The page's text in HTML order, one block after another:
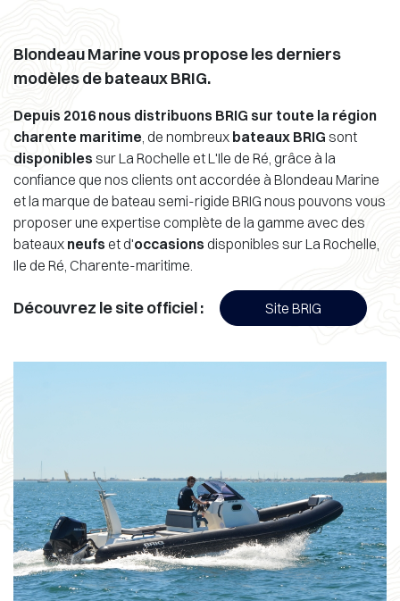
Blondeau Marine vous propose les derniers
modèles de bateaux BRIG.
Depuis 2016 nous distribuons BRIG sur toute la région
charente maritime, de nombreux bateaux BRIG sont
disponibles sur La Rochelle et L'Ile de Ré, grâce à la
confiance que nos clients ont accordée à Blondeau Marine
et la marque de bateau semi-rigide BRIG nous pouvons vous
proposer une expertise complète de la gamme avec des
bateaux neufs et d'occasions disponibles sur La Rochelle,
Ile de Ré, Charente-maritime.
Découvrez le site officiel : Site BRIG